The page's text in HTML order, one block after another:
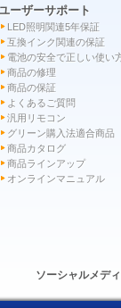
ーザーサポート
LED照明関連5年保証
互換インク関連の保証
電池の安全で正しい使い
商品の修理
商品の保証
よくあるご質問
汎用リモコン
グリーン購入法適合商品
商品カタログ
商品ラインアップ
オンラインマニュアル
ソーシャルメデ